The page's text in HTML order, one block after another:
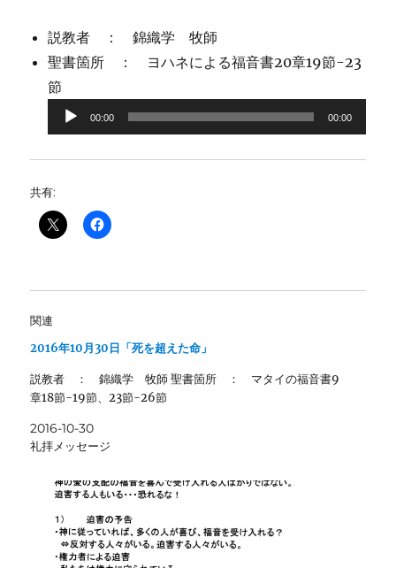
説教者 ： 錦織学 牧師
聖書箇所 ： ヨハネによる福音書20章19節-23
節
声
プ
レ
ヤ
ー
00:00 00:00
共有:
関連
2016年10月30日「死を超えた命」
説教者 ： 錦織学 牧師 聖書箇所 ： マタイの福音書9
章18節-19節、23節-26節
2016-10-30
礼拝メッセージ